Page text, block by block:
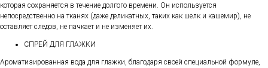
которая сохраняется в течение долгого времени. Он используется
непосредственно на тканях (даже деликатных, таких как шелк и кашемир), не
оставляет следов, не пачкает и не изменяет их.
СПРЕЙ ДЛЯ ГЛАЖКИ
Ароматизированная вода для глажки, благодаря своей специальной формуле,